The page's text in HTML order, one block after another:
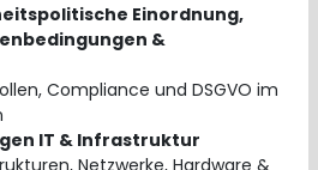
Einordnung,
&
Compliance und DSGVO im
IT & Infrastruktur
Netzwerke, Hardware &